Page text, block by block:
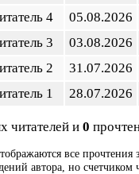
4
05.08.2026
3
03.08.2026
2
31.07.2026
1
28.07.2026
читателей и 0
все прочтения
автора, но